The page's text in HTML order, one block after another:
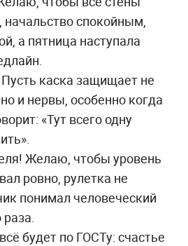
спокойным,
а пятница наступала
каска защищает не
и нервы, особенно когда
«Тут всего одну
Желаю, чтобы уровень
ровно, рулетка не
понимал человеческий
будет по ГОСТу: счастье